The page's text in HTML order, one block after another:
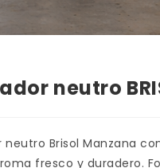
neutro
neutro Brisol Manzana
fresco y duradero.